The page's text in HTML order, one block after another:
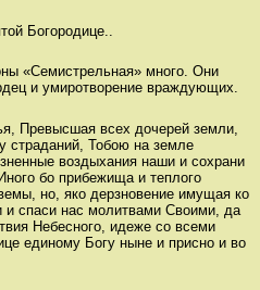
Богородице..
«Семистрельная» много. Они
и умиротворение враждующих.
Превысшая всех дочерей земли,
страданий, Тобою на земле
воздыхания наши и сохрани
бо прибежища и теплого
но, яко дерзновение имущая ко
и спаси нас молитвами Своими, да
Небесного, идеже со всеми
единому Богу ныне и присно и во